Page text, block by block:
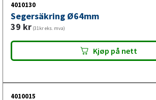
4010130
Segersäkring Ø64mm
39 kr (31kr eks. mva)
Kjøp på nett
4010015